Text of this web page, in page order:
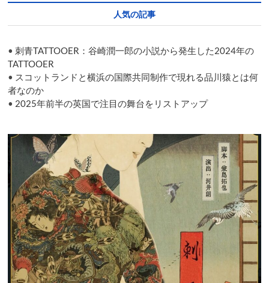
人気の記事
•刺青TATTOOER：谷崎潤一郎の小説から発生した2024年の
TATTOOER
• スコットランドと横浜の国際共同制作で現れる品川猿とは何
者なのか
• 2025年前半の英国で注目の舞台をリストアップ